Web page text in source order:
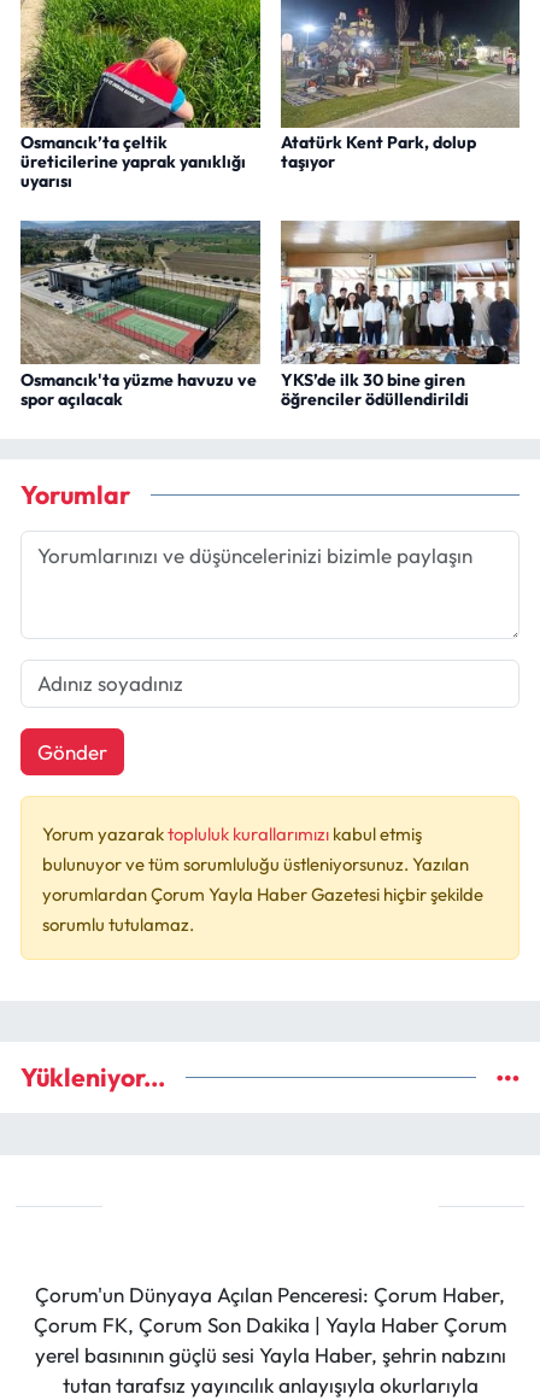
Osmancık’ta çeltik
üreticilerine yaprak yanıklığı
uyarısı
Atatürk Kent Park, dolup
taşıyor
Osmancık'ta yüzme havuzu ve
spor açılacak
YKS’de ilk 30 bine giren
öğrenciler ödüllendirildi
Yorumlar
Gönder
Yorum yazaraktopluluk kurallarımızı kabul etmiş
bulunuyor ve tüm sorumluluğu üstleniyorsunuz. Yazılan
yorumlardan Çorum Yayla Haber Gazetesi hiçbir şekilde
sorumlu tutulamaz.
Yükleniyor...
Çorum'un Dünyaya Açılan Penceresi: Çorum Haber,
Çorum FK, Çorum Son Dakika | Yayla Haber Çorum
yerel basınının güçlü sesi Yayla Haber, şehrin nabzını
tutan tarafsız yayıncılık anlayışıyla okurlarıyla